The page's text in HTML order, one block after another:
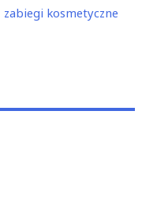
zabiegi kosmetyczne